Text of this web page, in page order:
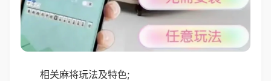
相关麻将玩法及特色;